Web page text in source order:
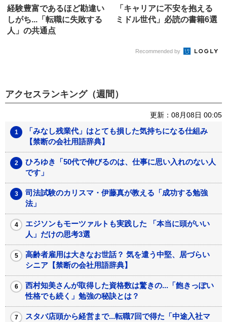
経験豊富であるほど勘違い
しがち...「転職に失敗する
人」の共通点
「キャリアに不安を抱える
ミドル世代」必読の書籍6選
Recommended by
アクセスランキング（週間）
更新：08月08日 00:05
「みなし残業代」はとても損した気持ちになる仕組み
【禁断の会社用語辞典】
ひろゆき「50代で伸びるのは、仕事に思い入れのない人
です」
司法試験のカリスマ・伊藤真が教える「成功する勉強
法」
エジソンもモーツァルトも実践した 「本当に頭がいい
人」だけの思考3選
高齢者雇用は大きなお世話？ 気を遣う中堅、居づらい
シニア【禁断の会社用語辞典】
西村知美さんが取得した資格数は驚きの...「飽きっぽい
性格でも続く」勉強の秘訣とは？
スタバ店頭から経営まで...転職7回で得た「中途入社マ